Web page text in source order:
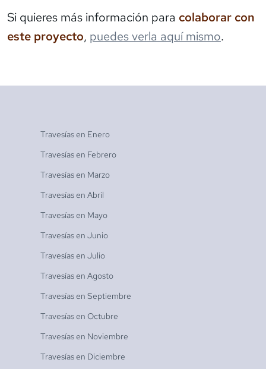
Si quieres más información para colaborar con
este proyecto, puedes verla aquí mismo.
Travesías en Enero
Travesías en Febrero
Travesías en Marzo
Travesías en Abril
Travesías en Mayo
Travesías en Junio
Travesías en Julio
Travesías en Agosto
Travesías en Septiembre
Travesías en Octubre
Travesías en Noviembre
Travesías en Diciembre